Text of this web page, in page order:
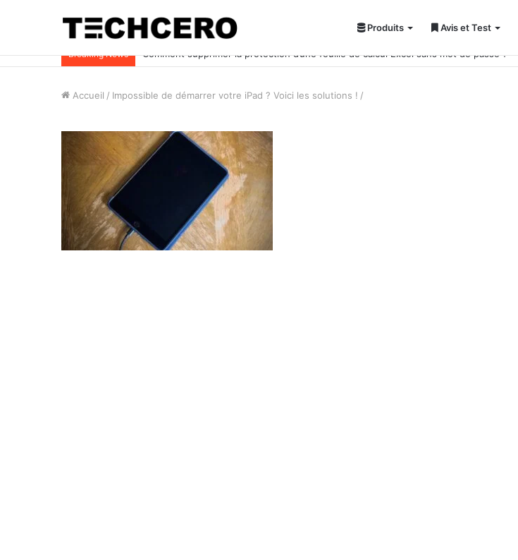
Produits Avis et Test
Breaking News Impossible d’ouvrir un fichier Excel ? Voici 7 solutions !
Accueil / Impossible de démarrer votre iPad ? Voici les solutions ! /